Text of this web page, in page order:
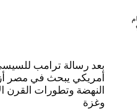
بعد رسالة ترامب
أمريكي يبحث في مصر
النهضة وتطورات القرن
وغزة